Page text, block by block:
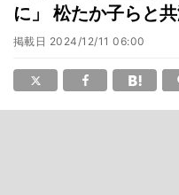
に」 松たか子らと
掲載日 2024/12/11 06:00